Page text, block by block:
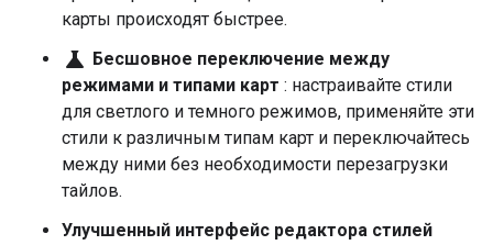
карты происходят быстрее.
science Бесшовное переключение между
режимами и типами карт : настраивайте стили
для светлого и темного режимов, применяйте эти
стили к различным типам карт и переключайтесь
между ними без необходимости перезагрузки
тайлов.
Улучшенный интерфейс редактора стилей